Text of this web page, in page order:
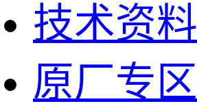
技术资料
原厂专区